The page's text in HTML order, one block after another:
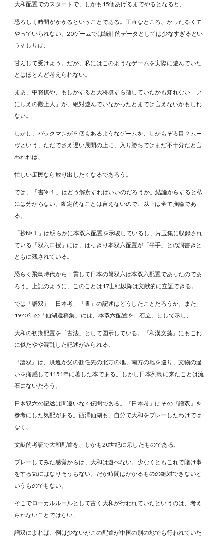
大和配置でのスタートで、しかも15個あげるまでやるとなると、
恐ろしく時間がかかるということである。正直なところ、かったるくて
やっていられない。20ゲームでは統計的データとしては少なすぎるとい
うそしりは、
甘んじて受けよう。だが、私にはこのようなゲームを実際に遊んでいた
とはほとんど考えられない。
まあ、中将棋や、もしかすると大将棋すら指していたかも知れない「い
にしえの殿上人」が、絶対遊んでいなかったとまでは言えないかもしれ
ない。
しかし、バックマンが５個もあるようなゲームを、しかもぞろ目２ムー
ヴという、ただでさえ遅い展開の上に、入り勝ちではまだ不十分だと言
われれば、
忙しい庶民なら放り出したくなるであろう。
では、「書№１」はどう解釈すればいいのだろうか。結論からすると私
には分からない。断定的なことは言えないので、以下は全て推論であ
る。
「抄№１」は明らかに本双六配置を示唆しているし、片玉集に収録され
ている「双六口授」には、はっきり本双六配置が「平手」との詞書きと
ともに残されている。
恐らく飛鳥時代から一貫して日本の盤双六は本双六配置であったのであ
ろう。上記のように、このことは17世紀以降は文献的に立証できる。
では「譜双」「日本考」「書」の記述はどうしたことだろうか。また、
1920年の「仙湖遺稿集」には、本双六配置を「石立」として示し、
大和の初期配置を「古法」として図示している。『和漢文藻』にもこれ
に似たやや混乱した記述がみられる。
『譜双』は、洪遵が父の赴任先の北方の地、南方の地を巡り、文物の違
いを痛感して1151年に著した本である。しかし日本列島に来たことは流
石にないだろう。
日本双六の記述は間違いなく伝聞である。『日本考』はその『譜双』を
参考にした気配がある。西澤仙湖も、自分で大和をプレーしたわけでは
なく、
文献的考証で大和配置を、しかも20世紀に示したものである。
プレーしてみた感覚からは、大和は遊べない。少なくともこれで賭け事
をする気にはなりそうもない。だが時間はかかるものの絶対できないと
いうものでもない。
そこでローカルルールとして古く大和が行われていたというのは、考え
られないことではない。
譜双によれば、例は少ないがこの配置が中国の別の地でも行われていた